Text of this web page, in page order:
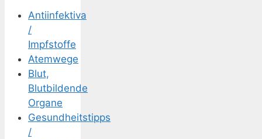
Antiinfektiva
/
Impfstoffe
Atemwege
Blut,
Blutbildende
Organe
Gesundheitstipps
/